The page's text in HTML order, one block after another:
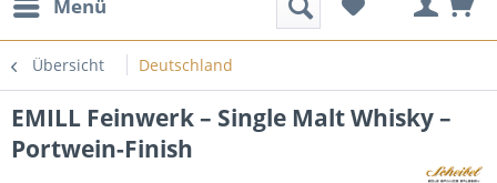
Menü
Übersicht Deutschland
EMILL Feinwerk – Single Malt Whisky –
Portwein-Finish